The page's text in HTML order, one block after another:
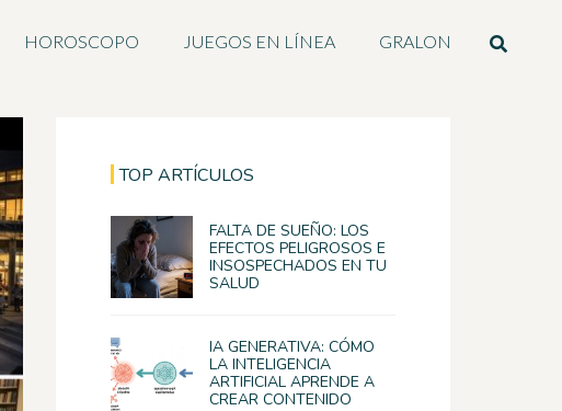
HOROSCOPO JUEGOS EN LÍNEA GRALON
TOP ARTÍCULOS
FALTA DE SUEÑO: LOS
EFECTOS PELIGROSOS E
INSOSPECHADOS EN TU
SALUD
IA GENERATIVA: CÓMO
LA INTELIGENCIA
ARTIFICIAL APRENDE A
CREAR CONTENIDO